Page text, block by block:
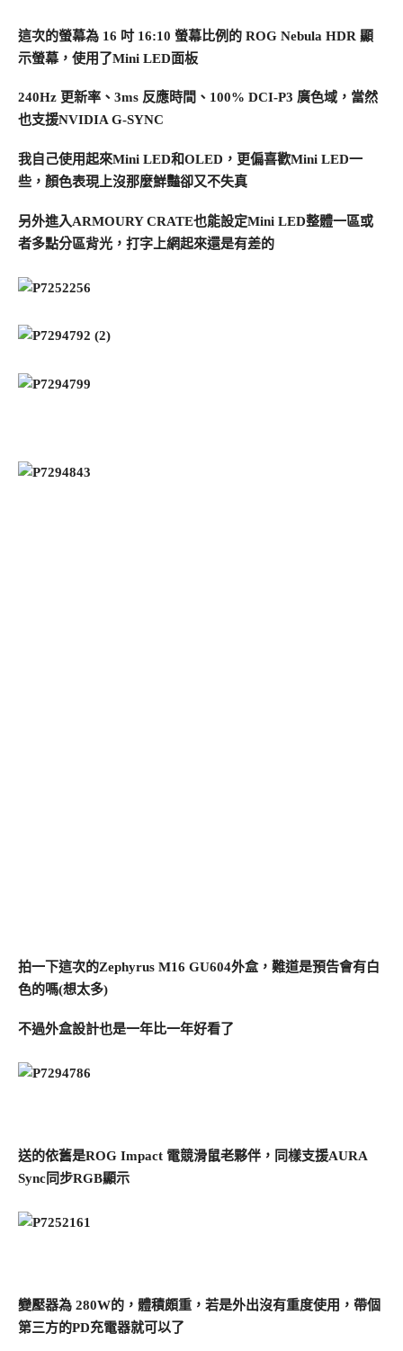
這次的螢幕為 16 吋 16:10 螢幕比例的 ROG Nebula HDR 顯
示螢幕，使用了Mini LED面板
240Hz 更新率、3ms 反應時間、100% DCI-P3 廣色域，當然
也支援NVIDIA G-SYNC
我自己使用起來Mini LED和OLED，更偏喜歡Mini LED一
些，顏色表現上沒那麼鮮豔卻又不失真
另外進入ARMOURY CRATE也能設定Mini LED整體一區或
者多點分區背光，打字上網起來還是有差的
拍一下這次的Zephyrus M16 GU604外盒，難道是預告會有白
色的嗎(想太多)
不過外盒設計也是一年比一年好看了
送的依舊是ROG Impact 電競滑鼠老夥伴，同樣支援AURA
Sync同步RGB顯示
變壓器為 280W的，體積頗重，若是外出沒有重度使用，帶個
第三方的PD充電器就可以了